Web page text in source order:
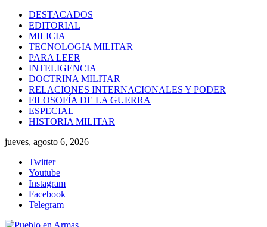
Saltar
contenido
DESTACADOS
EDITORIAL
MILICIA
TECNOLOGIA MILITAR
PARA LEER
INTELIGENCIA
DOCTRINA MILITAR
RELACIONES INTERNACIONALES Y PODER
FILOSOFÍA DE LA GUERRA
ESPECIAL
HISTORIA MILITAR
jueves, agosto 6, 2026
Twitter
Youtube
Instagram
Facebook
Telegram